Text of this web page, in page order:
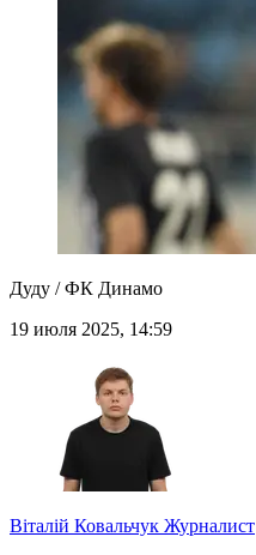
Дуду / ФК Динамо
19 июля 2025, 14:59
Віталій Ковальчук Журналист